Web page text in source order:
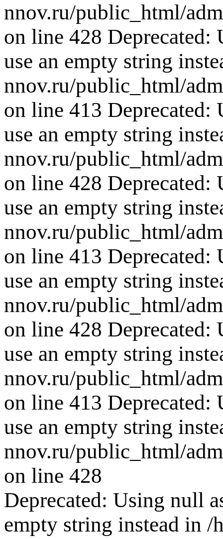
nnov.ru/public_html/
on line 428 Deprecated:
use an empty string
nnov.ru/public_html/
on line 413 Deprecated:
use an empty string
nnov.ru/public_html/
on line 428 Deprecated:
use an empty string
nnov.ru/public_html/
on line 413 Deprecated:
use an empty string
nnov.ru/public_html/
on line 428 Deprecated:
use an empty string
nnov.ru/public_html/
on line 413 Deprecated:
use an empty string
nnov.ru/public_html/
on line 428
Deprecated: Using null
empty string instead in /